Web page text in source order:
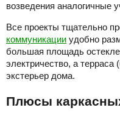
возведения аналогичные
Все проекты тщательно
коммуникации удобно
большая площадь
электричество, а
экстерьер дома.
Плюсы